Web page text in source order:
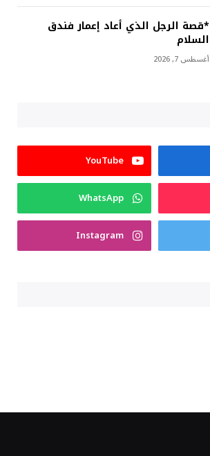
*قصة الرجل الذي أعاد إعمار فندق
السلام
أغسطس 7, 2026
YouTube
WhatsApp
Instagram